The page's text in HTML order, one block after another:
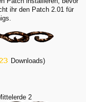
ihr den Patch 2.01 für
Downloads)
2